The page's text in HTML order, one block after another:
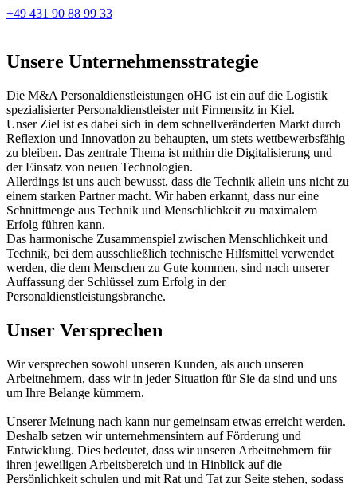
+49 431 90 88 99 33
Unsere Unternehmensstrategie
Die M&A Personaldienstleistungen oHG ist ein auf die Logistik
spezialisierter Personaldienstleister mit Firmensitz in Kiel.
Unser Ziel ist es dabei sich in dem schnellveränderten Markt durch
Reflexion und Innovation zu behaupten, um stets wettbewerbsfähig
zu bleiben. Das zentrale Thema ist mithin die Digitalisierung und
der Einsatz von neuen Technologien.
Allerdings ist uns auch bewusst, dass die Technik allein uns nicht zu
einem starken Partner macht. Wir haben erkannt, dass nur eine
Schnittmenge aus Technik und Menschlichkeit zu maximalem
Erfolg führen kann.
Das harmonische Zusammenspiel zwischen Menschlichkeit und
Technik, bei dem ausschließlich technische Hilfsmittel verwendet
werden, die dem Menschen zu Gute kommen, sind nach unserer
Auffassung der Schlüssel zum Erfolg in der
Personaldienstleistungsbranche.
Unser Versprechen
Wir versprechen sowohl unseren Kunden, als auch unseren
Arbeitnehmern, dass wir in jeder Situation für Sie da sind und uns
um Ihre Belange kümmern.
Unserer Meinung nach kann nur gemeinsam etwas erreicht werden.
Deshalb setzen wir unternehmensintern auf Förderung und
Entwicklung. Dies bedeutet, dass wir unseren Arbeitnehmern für
ihren jeweiligen Arbeitsbereich und in Hinblick auf die
Persönlichkeit schulen und mit Rat und Tat zur Seite stehen, sodass